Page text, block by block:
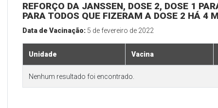
REFORÇO DA JANSSEN, DOSE 2, DOSE 1
PARA TODOS QUE FIZERAM A DOSE 2 HÁ 4
Data de Vacinação: 5 de fevereiro de 2022
Unidade Vacina
Nenhum resultado foi encontrado.